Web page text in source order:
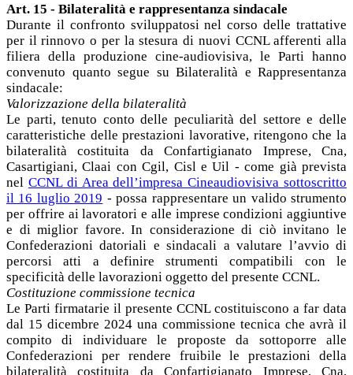
Art. 15 - Bilateralità e rappresentanza sindacale
Durante il confronto sviluppatosi nel corso delle trattative
per il rinnovo o per la stesura di nuovi CCNL afferenti alla
filiera della produzione cine-audiovisiva, le Parti hanno
convenuto quanto segue su Bilateralità e Rappresentanza
sindacale:
Valorizzazione della bilateralità
Le parti, tenuto conto delle peculiarità del settore e delle
caratteristiche delle prestazioni lavorative, ritengono che la
bilateralità costituita da Confartigianato Imprese, Cna,
Casartigiani, Claai con Cgil, Cisl e Uil - come già prevista
nel CCNL di Area dell’impresa Cineaudiovisiva sottoscritto
il 16 luglio 2019 - possa rappresentare un valido strumento
per offrire ai lavoratori e alle imprese condizioni aggiuntive
e di miglior favore. In considerazione di ciò invitano le
Confederazioni datoriali e sindacali a valutare l’avvio di
percorsi atti a definire strumenti compatibili con le
specificità delle lavorazioni oggetto del presente CCNL.
Costituzione commissione tecnica
Le Parti firmatarie il presente CCNL costituiscono a far data
dal 15 dicembre 2024 una commissione tecnica che avrà il
compito di individuare le proposte da sottoporre alle
Confederazioni per rendere fruibile le prestazioni della
bilateralità costituita da Confartigianato Imprese, Cna,